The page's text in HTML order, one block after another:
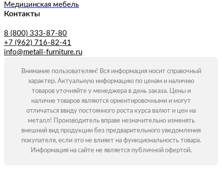
Медицинская мебель
Контакты
8 (800) 333-87-80
+7 (962) 716-82-41
info@metall-furniture.ru
Внимание пользователям! Вся информация носит справочный
характер. Актуальную информацию по ценам и наличию
товаров уточняйте у менеджера в день заказа. Цены и
наличие товаров являются ориентировочными и могут
отличаться ввиду постоянного роста курса валют и цен на
металл! Производитель вправе незначительно изменять
внешний вид продукции без предварительного уведомления
покупателя, если это не влияет на функциональность товара.
Информация на сайте не является публичной офертой.